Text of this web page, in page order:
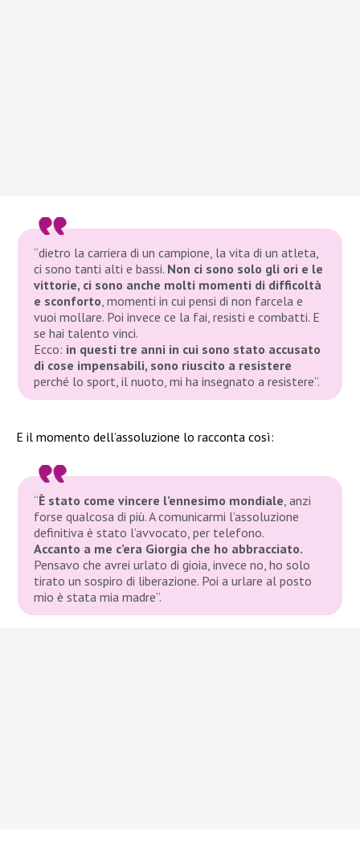
“dietro la carriera di un campione, la vita di un atleta,
ci sono tanti alti e bassi. Non ci sono solo gli ori e le
vittorie, ci sono anche molti momenti di difficoltà
e sconforto , momenti in cui pensi di non farcela e
vuoi mollare. Poi invece ce la fai, resisti e combatti. E
se hai talento vinci.
Ecco: in questi tre anni in cui sono stato accusato
di cose impensabili, sono riuscito a resistere
perché lo sport, il nuoto, mi ha insegnato a resistere”.
E il momento dell’assoluzione lo racconta così:
“È stato come vincere l’ennesimo mondiale , anzi
forse qualcosa di più. A comunicarmi l’assoluzione
definitiva è stato l’avvocato, per telefono.
Accanto a me c’era Giorgia che ho abbracciato.
Pensavo che avrei urlato di gioia, invece no, ho solo
tirato un sospiro di liberazione. Poi a urlare al posto
mio è stata mia madre”.